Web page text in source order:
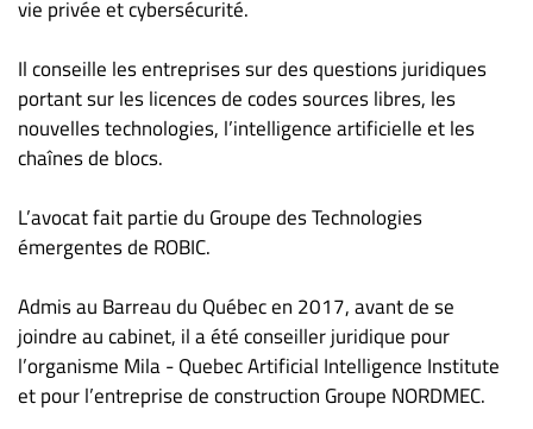
Publier
emploi
Publicité
Solutions de
recrutements
TROUVEZ-
NOUS
Nous
joindre
À
propos
vie privée et cybersécurité.
Il conseille les entreprises sur des questions juridiques
portant sur les licences de codes sources libres, les
nouvelles technologies, l’intelligence artificielle et les
chaînes de blocs.
L’avocat fait partie du Groupe des Technologies
émergentes de ROBIC.
Admis au Barreau du Québec en 2017, avant de se
joindre au cabinet, il a été conseiller juridique pour
l’organisme Mila - Quebec Artificial Intelligence Institute
et pour l’entreprise de construction Groupe NORDMEC.